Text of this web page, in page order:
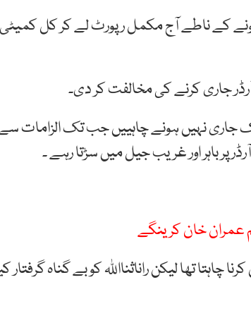
کے ناطے آج مکمل رپورٹ لے کر کل
جاری کرنے کی مخالفت کر دی۔
جاری نہیں ہونے چاہییں جب تک الزامات
پر باہر اور غریب جیل میں سڑتا رہے ۔
عمران خان کرینگے
تھا لیکن راناثنااللہ کو بے گناہ گرفتار